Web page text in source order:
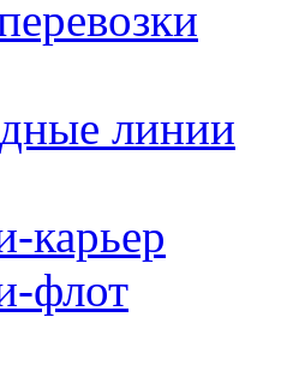
линии
карьер
флот